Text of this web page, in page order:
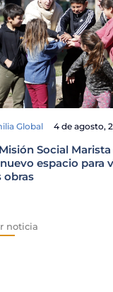
Global 4 de agosto,
Social
espacio para
obras
noticia